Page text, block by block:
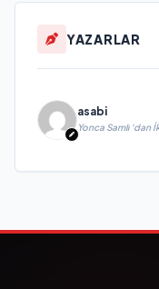
YAZARLAR
asabi
Yonca Samlı ‘dan